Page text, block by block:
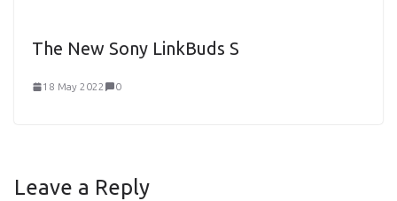
The New Sony LinkBuds S
18 May 2022 0
Leave a Reply